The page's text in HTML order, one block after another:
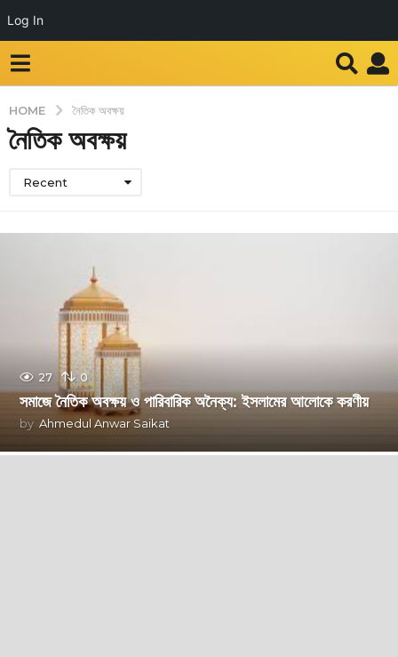
Log In
HOME নৈতিক অবক্ষয়
নৈতিক অবক্ষয়
Recent
27 0
সমাজে নৈতিক অবক্ষয় ও পারিবারিক অনৈক্য: ইসলামের আলোকে করণীয়
by Ahmedul Anwar Saikat